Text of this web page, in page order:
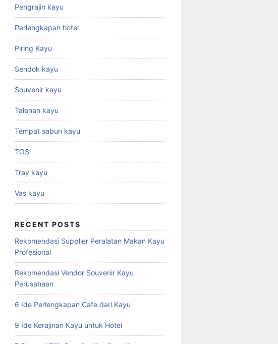
Pengrajin kayu
Perlengkapan hotel
Piring Kayu
Sendok kayu
Souvenir kayu
Talenan kayu
Tempat sabun kayu
TOS
Tray kayu
Vas kayu
RECENT POSTS
Rekomendasi Supplier Peralatan Makan Kayu
Profesional
Rekomendasi Vendor Souvenir Kayu
Perusahaan
6 Ide Perlengkapan Cafe dari Kayu
9 Ide Kerajinan Kayu untuk Hotel